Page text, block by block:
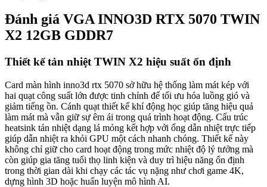
Đánh giá VGA INNO3D RTX 5070 TWIN
X2 12GB GDDR7
Thiết kế tản nhiệt TWIN X2 hiệu suất ổn định
Card màn hình inno3d rtx 5070 sở hữu hệ thống làm mát kép với
hai quạt công suất lớn được tinh chỉnh để tối ưu hóa luồng gió và
giảm tiếng ồn. Cánh quạt thiết kế khí động học giúp tăng hiệu quả
làm mát mà vẫn giữ sự êm ái trong quá trình hoạt động. Cấu trúc
heatsink tản nhiệt dạng lá mỏng kết hợp với ống dẫn nhiệt trực tiếp
giúp dẫn nhiệt ra khỏi GPU một cách nhanh chóng. Thiết kế này
không chỉ giữ cho card hoạt động trong mức nhiệt độ lý tưởng mà
còn giúp gia tăng tuổi thọ linh kiện và duy trì hiệu năng ổn định
trong thời gian dài khi chạy các tác vụ nặng như chơi game 4K,
dựng hình 3D hoặc huấn luyện mô hình AI.